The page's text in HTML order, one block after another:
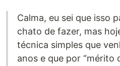
Calma, eu sei que isso
chato de fazer, mas
técnica simples que
anos e que por “mérito